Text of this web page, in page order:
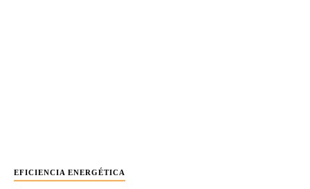
EFICIENCIA ENERGÉTICA